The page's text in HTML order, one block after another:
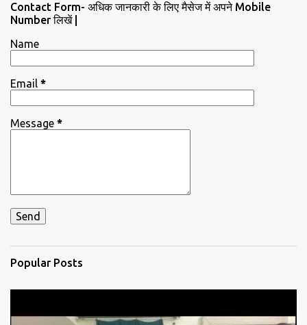
Contact Form- अधिक जानकारी के लिए मैसेज में अपने Mobile
Number लिखें |
Name
Email *
Message *
Popular Posts